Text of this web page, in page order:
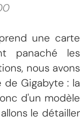
une carte
panaché les
nous avons
Gigabyte : la
d'un modèle
le détailler